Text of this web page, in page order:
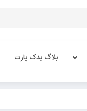
بلاگ یدک پارت